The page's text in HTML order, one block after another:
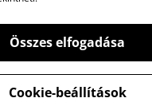
Budapest
Összes elfogadása
Cookie-beállítások